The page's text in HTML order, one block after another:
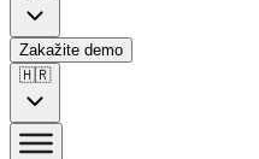
Zakažite demo
🇭🇷